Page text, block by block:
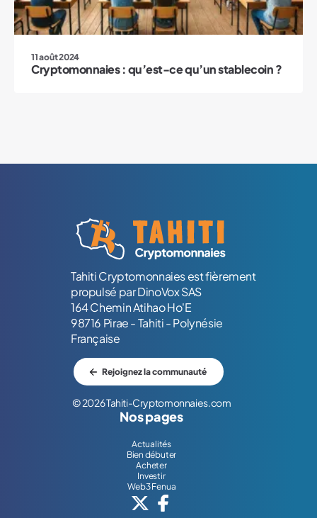
11 août 2024
Cryptomonnaies : qu’est-ce qu’un stablecoin ?
Tahiti Cryptomonnaies est fièrement
propulsé par DinoVox SAS
164 Chemin Atihao Ho'E
98716 Pirae - Tahiti - Polynésie
Française
Rejoignez la communauté
© 2026 Tahiti-Cryptomonnaies.com
Nos pages
Actualités
Bien débuter
Acheter
Investir
Web3 Fenua